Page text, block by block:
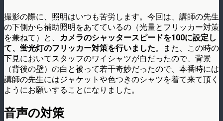
撮影の際に、照明はいつも苦労します。今回は、講師の先生
の下側から補助照明をあてているの（光量とフリッカー対策
を兼ねて）と、
カメラのシャッタースピードを100に設定し
て、蛍光灯のフリッカー対策を行いました。また、この時の
下見においてスタッフのワイシャツが白だったので、背景
（背後の壁）の白と被って若干奇妙だったので、本番時には
講師の先生にはジャケットや色つきのシャツを着て来て頂く
ようにお願いすることになりました。
音声の対策